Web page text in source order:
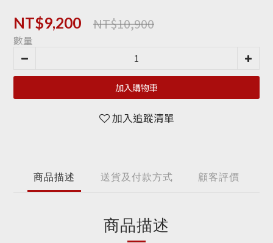
NT$9,200 NT$10,900
數量
加入購物車
加入追蹤清單
商品描述 送貨及付款方式 顧客評價
商品描述